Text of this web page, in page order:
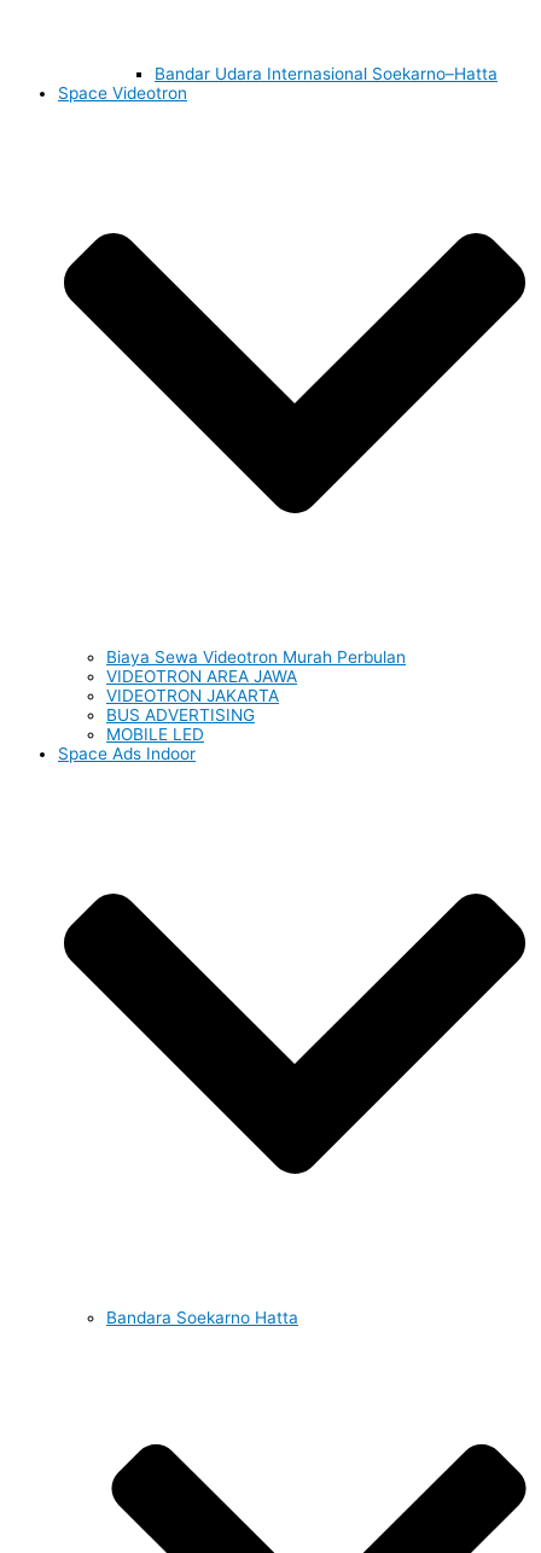
Bandar Udara Internasional Soekarno–Hatta
Space Videotron
Biaya Sewa Videotron Murah Perbulan
VIDEOTRON AREA JAWA
VIDEOTRON JAKARTA
BUS ADVERTISING
MOBILE LED
Space Ads Indoor
Bandara Soekarno Hatta